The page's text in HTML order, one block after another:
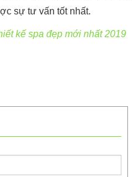
sự tư vấn tốt nhất.
kế spa đẹp mới nhất 2019